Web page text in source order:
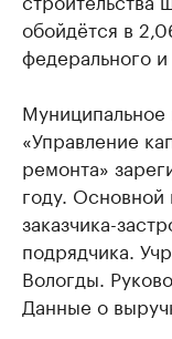
обойдётся в
федерального
«Управление
ремонта»
году. Основной
заказчика-
подрядчика.
Вологды.
Данные о